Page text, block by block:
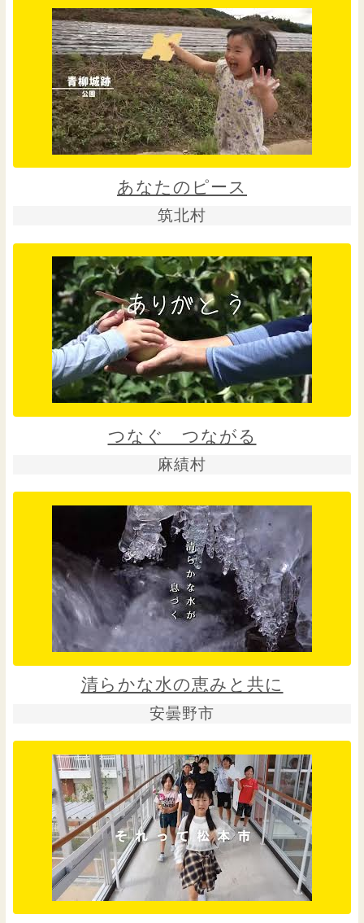
あなたのピース
筑北村
つなぐ つながる
麻績村
清らかな水の恵みと共に
安曇野市